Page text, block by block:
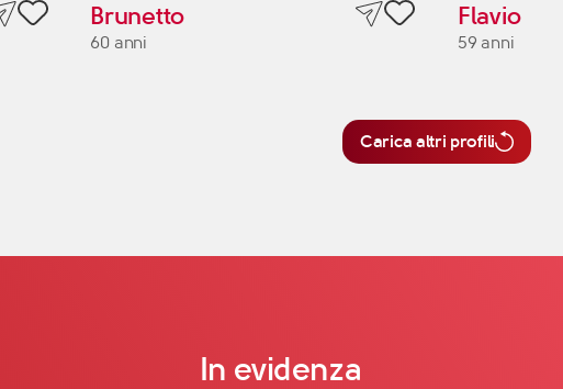
Brunetto
60 anni
Flavio
59 anni
Carica altri profili
In evidenza